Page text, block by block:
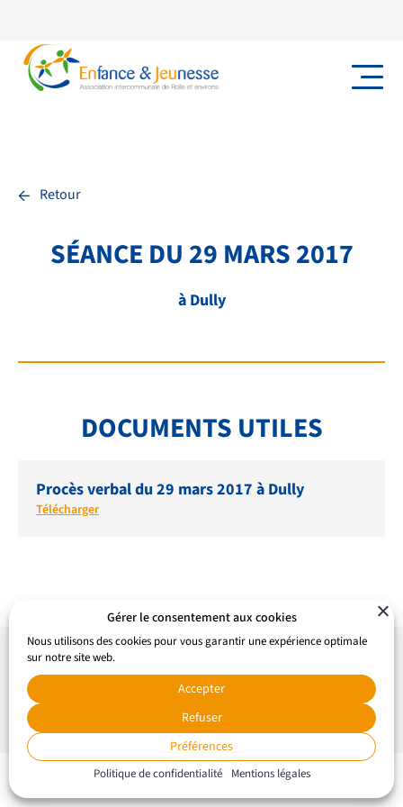
NOS PRESTATIONS
QUI SOMMES-NOUS
← Retour
SÉANCE DU 29 MARS 2017
à Dully
DOCUMENTS UTILES
Procès verbal du 29 mars 2017 à Dully
Télécharger
Gérer le consentement aux cookies
Nous utilisons des cookies pour vous garantir une expérience optimale
sur notre site web.
Accepter
Refuser
Préférences
Politique de confidentialité Mentions légales